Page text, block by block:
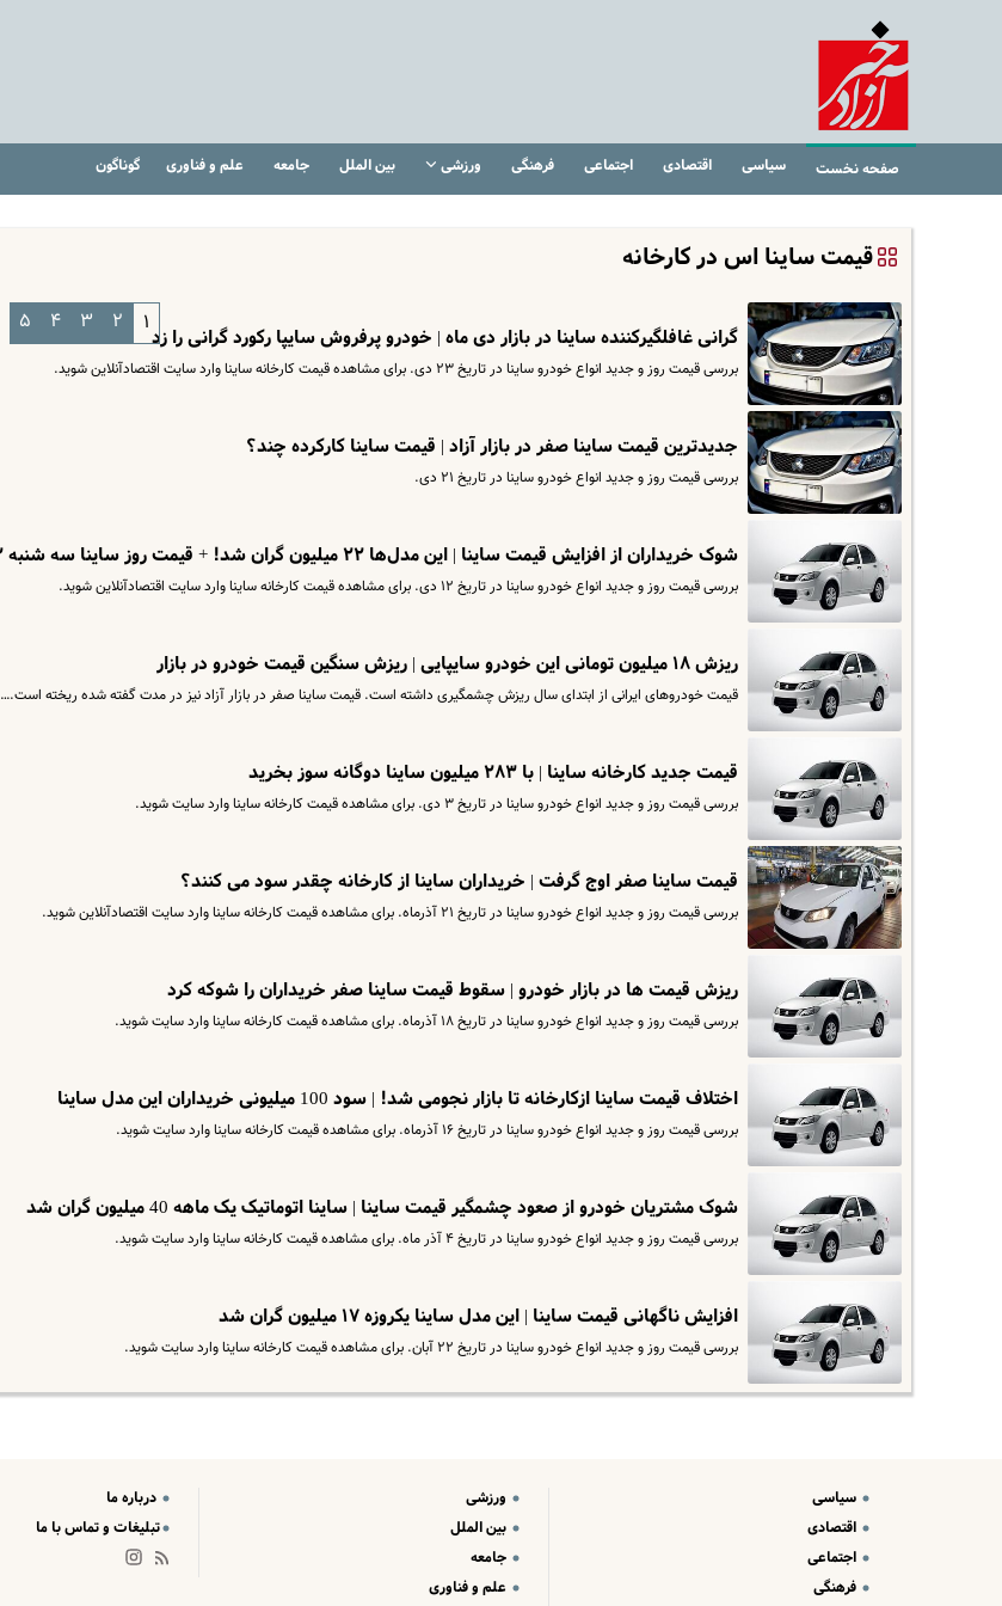
صفحه نخست سیاسی اقتصادی اجتماعی فرهنگی ورزشی بین الملل جامعه علم و فناوری گوناگون
قیمت ساینا اس در کارخانه
گرانی غافلگیرکننده ساینا در بازار دی ماه | خودرو پرفروش سایپا رکورد گرانی را زد
بررسی قیمت روز و جدید انواع خودرو ساینا در تاریخ ۲۳ دی. برای مشاهده قیمت کارخانه ساینا وارد سایت اقتصادآنلاین شوید.
جدیدترین قیمت ساینا صفر در بازار آزاد | قیمت ساینا کارکرده چند؟
بررسی قیمت روز و جدید انواع خودرو ساینا در تاریخ ۲۱ دی.
شوک خریداران از افزایش قیمت ساینا | این مدل‌ها ۲۲ میلیون گران شد! + قیمت روز ساینا سه شنبه ۱۲ دی
بررسی قیمت روز و جدید انواع خودرو ساینا در تاریخ ۱۲ دی. برای مشاهده قیمت کارخانه ساینا وارد سایت اقتصادآنلاین شوید.
ریزش ۱۸ میلیون تومانی این خودرو سایپایی | ریزش سنگین قیمت خودرو در بازار
قیمت خودروهای ایرانی از ابتدای سال ریزش چشمگیری داشته است. قیمت ساینا صفر در بازار آزاد نیز در مدت گفته شده ریخته است.…
قیمت جدید کارخانه ساینا | با ۲۸۳ میلیون ساینا دوگانه سوز بخرید
بررسی قیمت روز و جدید انواع خودرو ساینا در تاریخ ۳ دی. برای مشاهده قیمت کارخانه ساینا وارد سایت شوید.
قیمت ساینا صفر اوج گرفت | خریداران ساینا از کارخانه چقدر سود می کنند؟
بررسی قیمت روز و جدید انواع خودرو ساینا در تاریخ ۲۱ آذرماه. برای مشاهده قیمت کارخانه ساینا وارد سایت اقتصادآنلاین شوید.
ریزش قیمت ها در بازار خودرو | سقوط قیمت ساینا صفر خریداران را شوکه کرد
بررسی قیمت روز و جدید انواع خودرو ساینا در تاریخ ۱۸ آذرماه. برای مشاهده قیمت کارخانه ساینا وارد سایت شوید.
اختلاف قیمت ساینا ازکارخانه تا بازار نجومی شد! | سود 100 میلیونی خریداران این مدل ساینا
بررسی قیمت روز و جدید انواع خودرو ساینا در تاریخ ۱۶ آذرماه. برای مشاهده قیمت کارخانه ساینا وارد سایت شوید.
شوک مشتریان خودرو از صعود چشمگیر قیمت ساینا | ساینا اتوماتیک یک ماهه 40 میلیون گران شد
بررسی قیمت روز و جدید انواع خودرو ساینا در تاریخ ۴ آذر ماه. برای مشاهده قیمت کارخانه ساینا وارد سایت شوید.
افزایش ناگهانی قیمت ساینا | این مدل ساینا یکروزه ۱۷ میلیون گران شد
بررسی قیمت روز و جدید انواع خودرو ساینا در تاریخ ۲۲ آبان. برای مشاهده قیمت کارخانه ساینا وارد سایت شوید.
۱ ۲ ۳ ۴ ۵
سیاسی
اقتصادی
اجتماعی
فرهنگی
ورزشی
بین الملل
جامعه
علم و فناوری
درباره ما
تبلیغات و تماس با ما